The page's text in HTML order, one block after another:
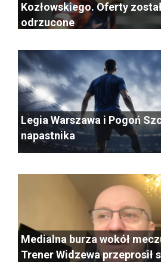
Kozłowskiego. Oferty
odrzucone
Legia Warszawa i Pogoń
napastnika
Medialna burza wokół
Trener Widzewa przeprosił